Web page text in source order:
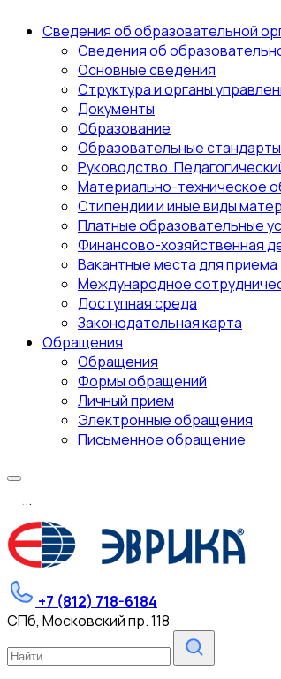
Сведения об образовательной
Сведения об
Основные сведения
Структура и органы
Документы
Образование
Образовательные
Руководство.
Материально-техническое
Стипендии и иные виды
Платные образовательные
Финансово-хозяйственная
Вакантные места для
Международное
Доступная среда
Законодательная карта
Обращения
Обращения
Формы обращений
Личный прием
Электронные обращения
Письменное обращение
...
+7 (812) 718-6184
СПб, Московский пр. 118